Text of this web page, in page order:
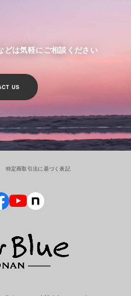
どは気軽にご相談ください
US
特定商取引法に基づく表記